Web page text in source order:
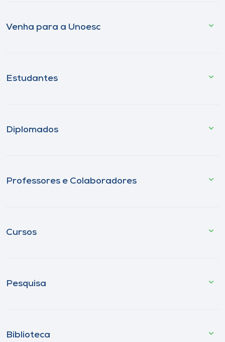
Venha para a Unoesc
Estudantes
Diplomados
Professores e Colaboradores
Cursos
Pesquisa
Biblioteca